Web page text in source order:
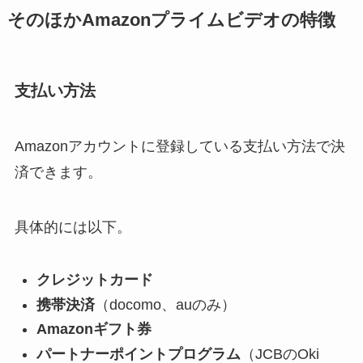
そのほかAmazonプライムビデオの特徴
支払い方法
Amazonアカウントに登録している支払い方法で決
済できます。
具体的には以下。
クレジットカード
携帯決済（docomo、auのみ）
Amazonギフト券
パートナーポイントプログラム （JCBのOki